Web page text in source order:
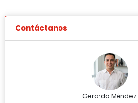
Contáctanos
Gerardo Méndez